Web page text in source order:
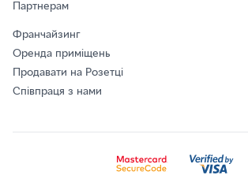
Партнерам
Франчайзинг
Оренда приміщень
Продавати на Розетці
Співпраця з нами